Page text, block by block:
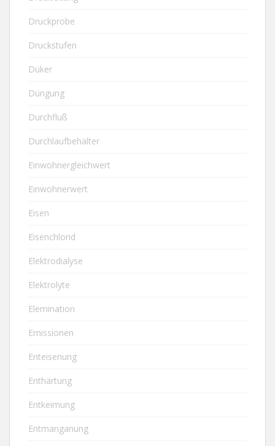
Druckprobe
Druckstufen
Düker
Düngung
Durchfluß
Durchlaufbehälter
Einwohnergleichwert
Einwohnerwert
Eisen
Eisenchlorid
Elektrodialyse
Elektrolyte
Elemination
Emissionen
Enteisenung
Enthärtung
Entkeimung
Entmanganung